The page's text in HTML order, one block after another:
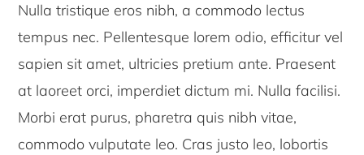
Nulla tristique eros nibh, a commodo lectus
tempus nec. Pellentesque lorem odio, efficitur vel
sapien sit amet, ultricies pretium ante. Praesent
at laoreet orci, imperdiet dictum mi. Nulla facilisi.
Morbi erat purus, pharetra quis nibh vitae,
commodo vulputate leo. Cras justo leo, lobortis